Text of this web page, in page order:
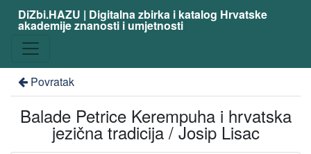
DiZbi.HAZU | Digitalna zbirka i katalog Hrvatske
akademije znanosti i umjetnosti
Povratak
Balade Petrice Kerempuha i hrvatska
jezična tradicija / Josip Lisac